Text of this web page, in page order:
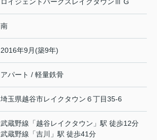
ロイジェントパークスレイクタウンⅢ G
南
2016年9月(築9年)
アパート / 軽量鉄骨
埼玉県越谷市レイクタウン ６丁目35-6
武蔵野線 「越谷レイクタウン 」駅 徒歩12分
武蔵野線 「吉川
」駅 徒歩41分